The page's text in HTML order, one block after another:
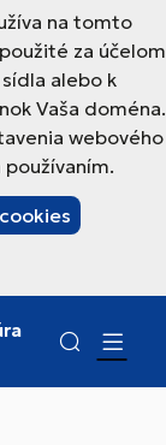
na tomto
za účelom
alebo k
Vaša doména.
webového